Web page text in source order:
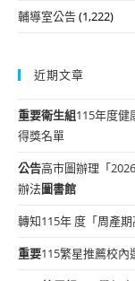
輔導室公告(1,222)
近期文章
重要衛生組115年度健
得獎名單
公告高市圖辦理「
辦法圖書館
轉知115年 度「周產
重要115繁星推薦校內